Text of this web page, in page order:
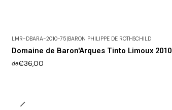
LMR-DBARA-2010-75|BARON PHILIPPE DE ROTHSCHILD
Domaine de Baron'Arques Tinto Limoux 2010
de€36,00